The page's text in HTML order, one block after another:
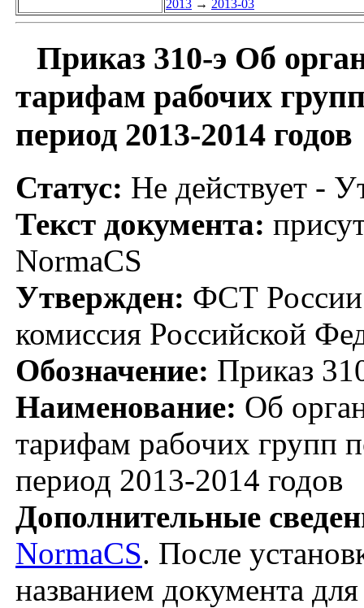
2013 → 2013-03
Приказ 310-э Об
тарифам рабочих
период 2013-2014 годов
Статус: Не действует -
Текст документа:
NormaCS
Утвержден: ФСТ России;
комиссия Российской
Обозначение: Приказ
Наименование: Об
тарифам рабочих групп
период 2013-2014 годов
Дополнительные
NormaCS. После
названием документа